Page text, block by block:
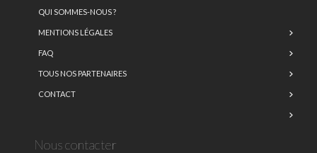
QUI SOMMES-NOUS ?
MENTIONS LÉGALES
FAQ
TOUS NOS PARTENAIRES
CONTACT
Nous contacter